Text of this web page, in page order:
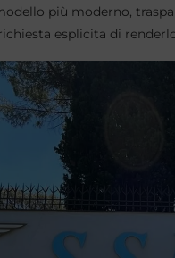
più moderno,
esplicita di